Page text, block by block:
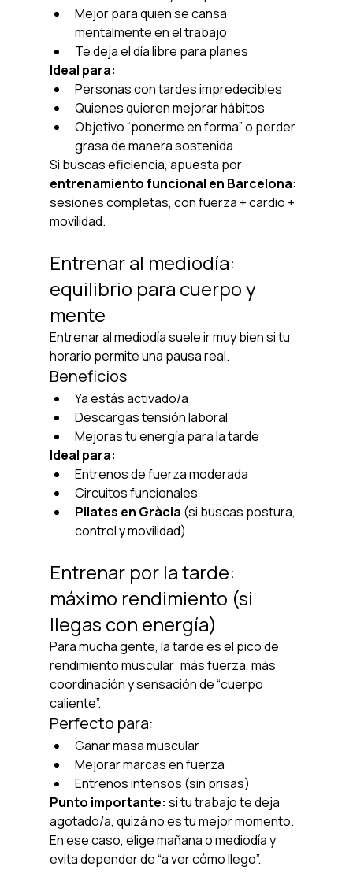
Mejor para quien se cansa
mentalmente en el trabajo
Te deja el día libre para planes
Ideal para:
Personas con tardes impredecibles
Quienes quieren mejorar hábitos
Objetivo “ponerme en forma” o perder
grasa de manera sostenida
Si buscas eficiencia, apuesta por
entrenamiento funcional en Barcelona:
sesiones completas, con fuerza + cardio +
movilidad.
Entrenar al mediodía:
equilibrio para cuerpo y
mente
Entrenar al mediodía suele ir muy bien si tu
horario permite una pausa real.
Beneficios
Ya estás activado/a
Descargas tensión laboral
Mejoras tu energía para la tarde
Ideal para:
Entrenos de fuerza moderada
Circuitos funcionales
Pilates en Gràcia (si buscas postura,
control y movilidad)
Entrenar por la tarde:
máximo rendimiento (si
llegas con energía)
Para mucha gente, la tarde es el pico de
rendimiento muscular: más fuerza, más
coordinación y sensación de “cuerpo
caliente”.
Perfecto para:
Ganar masa muscular
Mejorar marcas en fuerza
Entrenos intensos (sin prisas)
Punto importante: si tu trabajo te deja
agotado/a, quizá no es tu mejor momento.
En ese caso, elige mañana o mediodía y
evita depender de “a ver cómo llego”.